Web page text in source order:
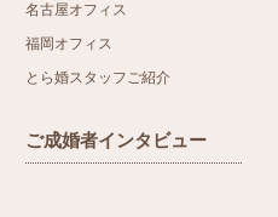
名古屋オフィス
福岡オフィス
とら婚スタッフご紹介
ご成婚者インタビュー